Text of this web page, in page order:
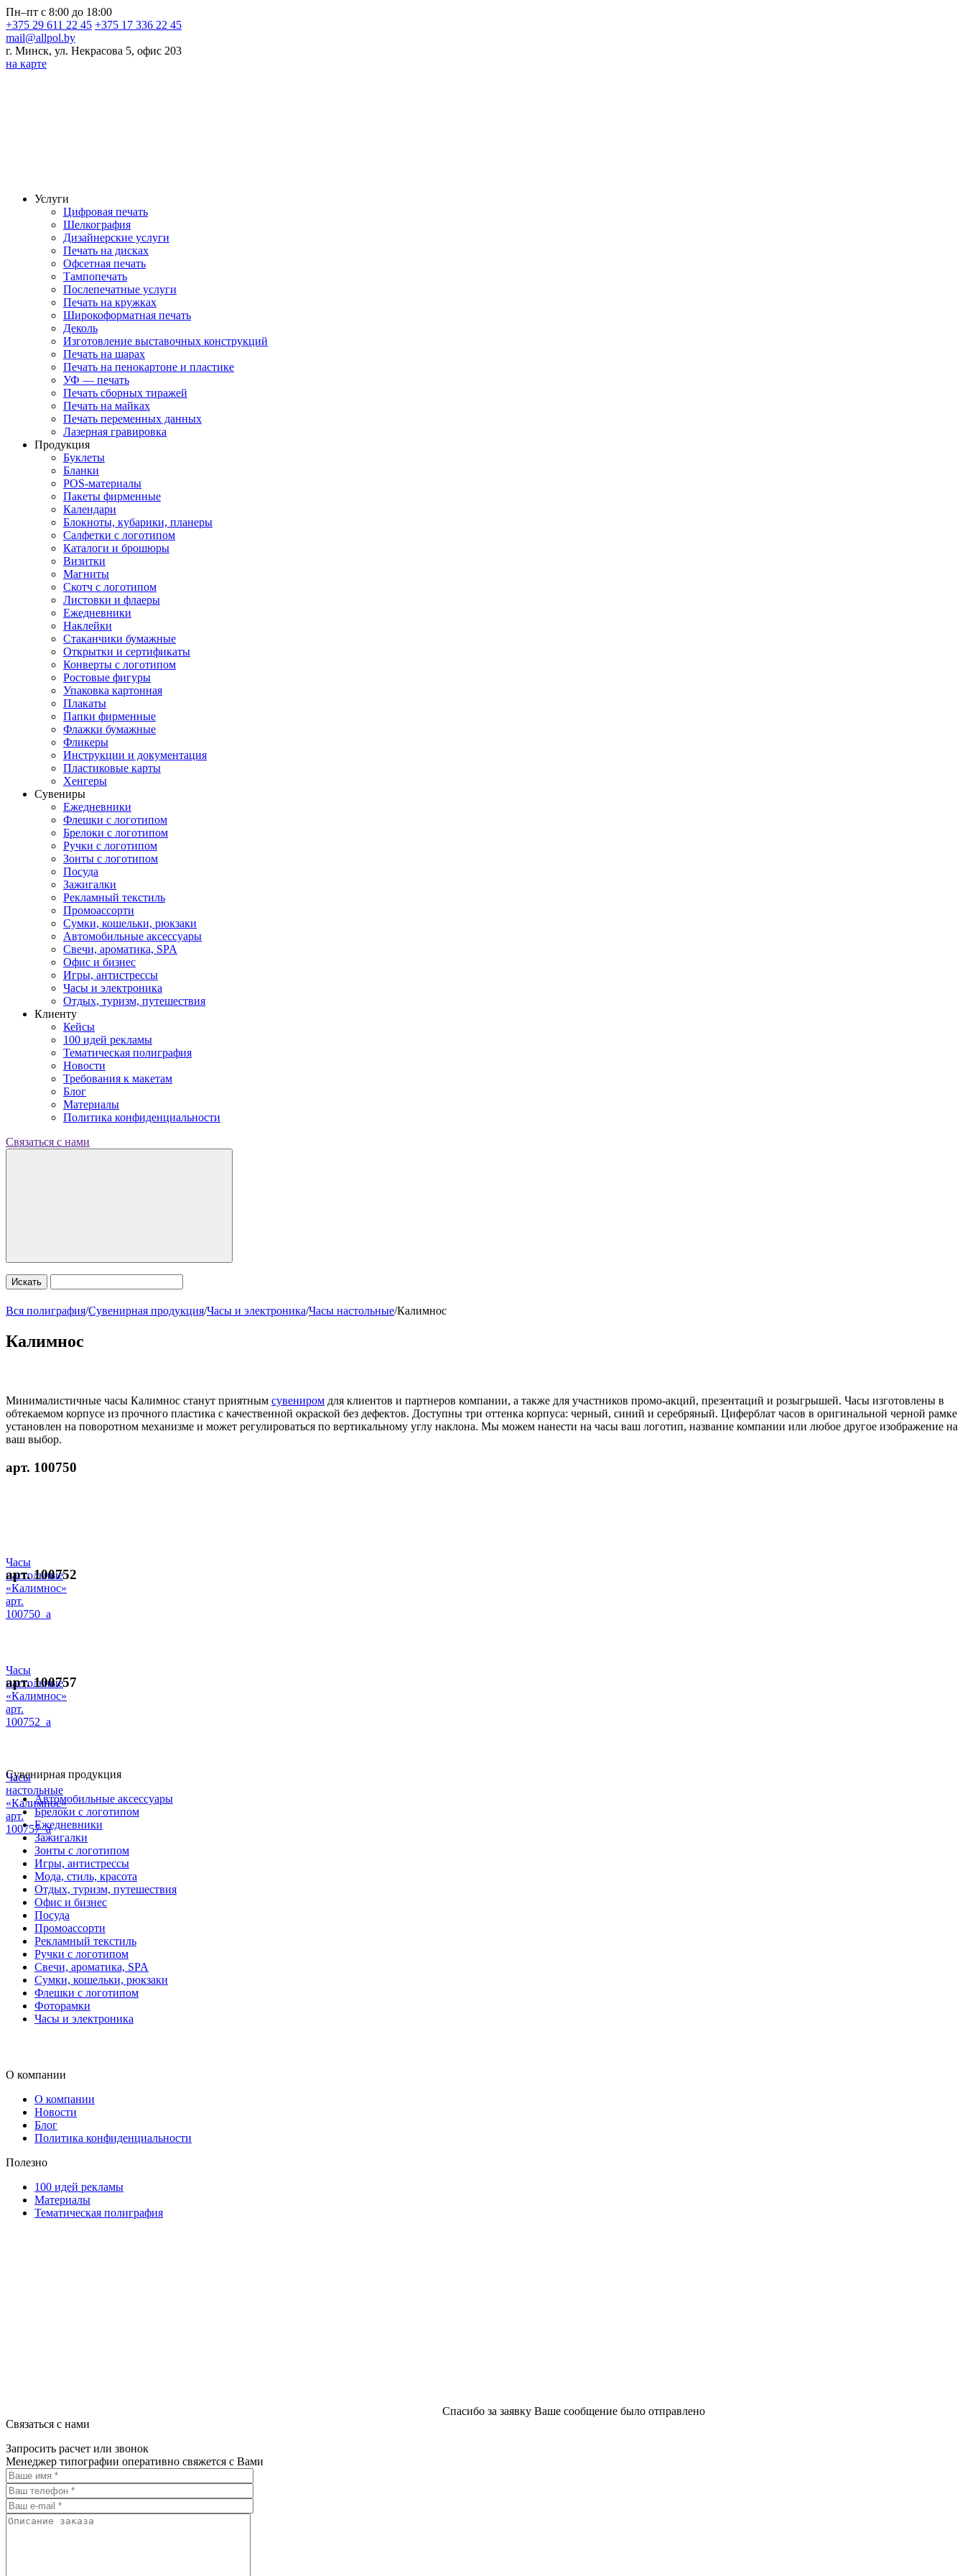
Пн–пт с 8:00 до 18:00
+375 29 611 22 45 +375 17 336 22 45
mail@allpol.by
г. Минск, ул. Некрасова 5, офис 203
на карте
Услуги
Цифровая печать
Шелкография
Дизайнерские услуги
Печать на дисках
Офсетная печать
Тампопечать
Послепечатные услуги
Печать на кружках
Широкоформатная печать
Деколь
Изготовление выставочных конструкций
Печать на шарах
Печать на пенокартоне и пластике
УФ — печать
Печать сборных тиражей
Печать на майках
Печать переменных данных
Лазерная гравировка
Продукция
Буклеты
Бланки
POS-материалы
Пакеты фирменные
Календари
Блокноты, кубарики, планеры
Салфетки с логотипом
Каталоги и брошюры
Визитки
Магниты
Скотч с логотипом
Листовки и флаеры
Ежедневники
Наклейки
Стаканчики бумажные
Открытки и сертификаты
Конверты с логотипом
Ростовые фигуры
Упаковка картонная
Плакаты
Папки фирменные
Флажки бумажные
Фликеры
Инструкции и документация
Пластиковые карты
Хенгеры
Сувениры
Ежедневники
Флешки с логотипом
Брелоки с логотипом
Ручки с логотипом
Зонты с логотипом
Посуда
Зажигалки
Рекламный текстиль
Промоассорти
Сумки, кошельки, рюкзаки
Автомобильные аксессуары
Свечи, ароматика, SPA
Офис и бизнес
Игры, антистрессы
Часы и электроника
Отдых, туризм, путешествия
Клиенту
Кейсы
100 идей рекламы
Тематическая полиграфия
Новости
Требования к макетам
Блог
Материалы
Политика конфиденциальности
Связаться с нами
Искать
Вся полиграфия/Сувенирная продукция/Часы и электроника/Часы настольные/Калимнос
Калимнос
Минималистичные часы Калимнос станут приятным сувениром для клиентов и партнеров компании, а также для участников промо-акций, презентаций и розыгрышей. Часы изготовлены в
обтекаемом корпусе из прочного пластика с качественной окраской без дефектов. Доступны три оттенка корпуса: черный, синий и серебряный. Циферблат часов в оригинальной черной рамке
установлен на поворотном механизме и может регулироваться по вертикальному углу наклона. Мы можем нанести на часы ваш логотип, название компании или любое другое изображение на
ваш выбор.
арт. 100750
Часы
настольные
«Калимнос»
арт.
100750_a
арт. 100752
Часы
настольные
«Калимнос»
арт.
100752_a
арт. 100757
Часы
настольные
«Калимнос»
арт.
100757_a
Сувенирная продукция
Автомобильные аксессуары
Брелоки с логотипом
Ежедневники
Зажигалки
Зонты с логотипом
Игры, антистрессы
Мода, стиль, красота
Отдых, туризм, путешествия
Офис и бизнес
Посуда
Промоассорти
Рекламный текстиль
Ручки с логотипом
Свечи, ароматика, SPA
Сумки, кошельки, рюкзаки
Флешки с логотипом
Фоторамки
Часы и электроника
О компании
О компании
Новости
Блог
Политика конфиденциальности
Полезно
100 идей рекламы
Материалы
Тематическая полиграфия
Спасибо за заявку Ваше сообщение было отправлено
Связаться с нами
Запросить расчет или звонок
Менеджер типографии оперативно свяжется с Вами